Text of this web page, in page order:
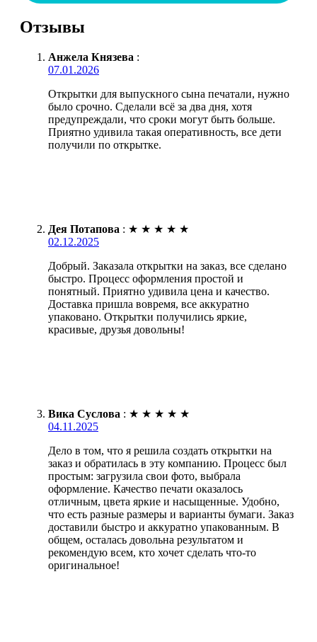
Отзывы
Анжела Князева :
07.01.2026
Открытки для выпускного сына печатали, нужно
было срочно. Сделали всё за два дня, хотя
предупреждали, что сроки могут быть больше.
Приятно удивила такая оперативность, все дети
получили по открытке.
Дея Потапова : ★ ★ ★ ★ ★
02.12.2025
Добрый. Заказала открытки на заказ, все сделано
быстро. Процесс оформления простой и
понятный. Приятно удивила цена и качество.
Доставка пришла вовремя, все аккуратно
упаковано. Открытки получились яркие,
красивые, друзья довольны!
Вика Суслова : ★ ★ ★ ★ ★
04.11.2025
Дело в том, что я решила создать открытки на
заказ и обратилась в эту компанию. Процесс был
простым: загрузила свои фото, выбрала
оформление. Качество печати оказалось
отличным, цвета яркие и насыщенные. Удобно,
что есть разные размеры и варианты бумаги. Заказ
доставили быстро и аккуратно упакованным. В
общем, осталась довольна результатом и
рекомендую всем, кто хочет сделать что-то
оригинальное!